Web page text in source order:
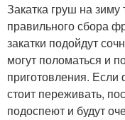
Закатка груш на зиму
правильного сбора
закатки подойдут
могут поломаться и
приготовления.
стоит переживать,
подоспеют и будут